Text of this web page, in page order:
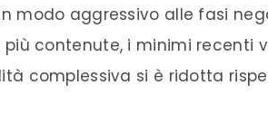
modo aggressivo alle fasi
contenute, i minimi recenti
complessiva si è ridotta